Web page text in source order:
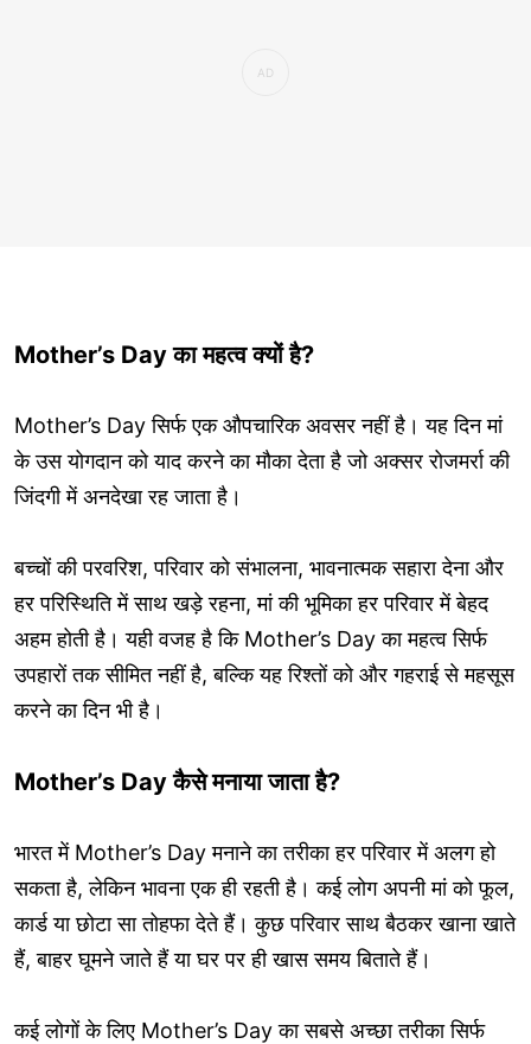
Mother’s Day का महत्व क्यों है?
Mother’s Day सिर्फ एक औपचारिक अवसर नहीं है। यह दिन मां
के उस योगदान को याद करने का मौका देता है जो अक्सर रोजमर्रा की
जिंदगी में अनदेखा रह जाता है।
बच्चों की परवरिश, परिवार को संभालना, भावनात्मक सहारा देना और
हर परिस्थिति में साथ खड़े रहना, मां की भूमिका हर परिवार में बेहद
अहम होती है। यही वजह है कि Mother’s Day का महत्व सिर्फ
उपहारों तक सीमित नहीं है, बल्कि यह रिश्तों को और गहराई से महसूस
करने का दिन भी है।
Mother’s Day कैसे मनाया जाता है?
भारत में Mother’s Day मनाने का तरीका हर परिवार में अलग हो
सकता है, लेकिन भावना एक ही रहती है। कई लोग अपनी मां को फूल,
कार्ड या छोटा सा तोहफा देते हैं। कुछ परिवार साथ बैठकर खाना खाते
हैं, बाहर घूमने जाते हैं या घर पर ही खास समय बिताते हैं।
कई लोगों के लिए Mother’s Day का सबसे अच्छा तरीका सिर्फ